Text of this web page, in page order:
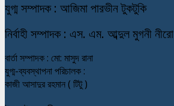
যুগ্ম সম্পাদক : আজিমা পারভীন টুকটুকি
নির্বাহী সম্পাদক : এস. এম. আব্দুল মুগনী নীরো
বার্তা সম্পাদক : মো: মাসুদ রানা
যুগ্ম-ব্যবস্থাপনা পরিচালক :
কাজী আসাদুর রহমান ( টিটু )